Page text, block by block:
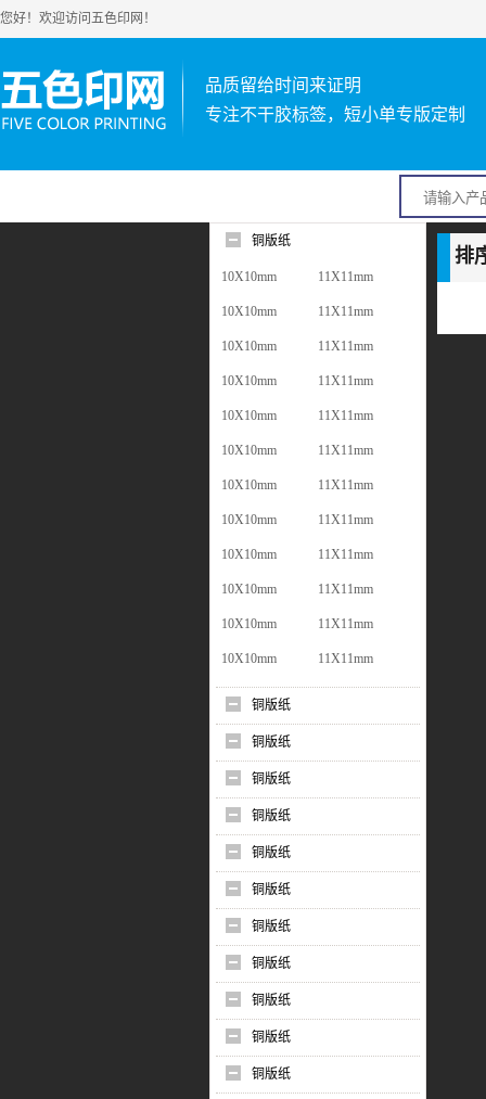
您好！欢迎访问五色印网！
品质留给时间来证明
专注不干胶标签，短小单专版定制
铜版纸
10X10mm 11X11mm
10X10mm 11X11mm
10X10mm 11X11mm
10X10mm 11X11mm
10X10mm 11X11mm
10X10mm 11X11mm
10X10mm 11X11mm
10X10mm 11X11mm
10X10mm 11X11mm
10X10mm 11X11mm
10X10mm 11X11mm
10X10mm 11X11mm
铜版纸
铜版纸
铜版纸
铜版纸
铜版纸
铜版纸
铜版纸
铜版纸
铜版纸
铜版纸
铜版纸
排